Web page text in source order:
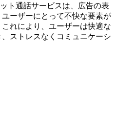
ト通話サービスは、広告の表
ーザーにとって不快な要素が
れにより、ユーザーは快適な
ストレスなくコミュニケーシ